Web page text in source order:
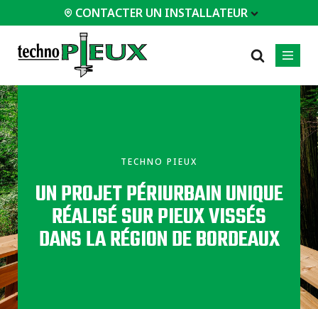
CONTACTER UN INSTALLATEUR
Support pour
fondation
béton
Constructions
modulaires
Résidentiels
Industriels
Foire aux questions
Service d'ingénierie
Documents
techniques
TECHNO PIEUX
UN PROJET PÉRIURBAIN UNIQUE
RÉALISÉ SUR PIEUX VISSÉS
DANS LA RÉGION DE BORDEAUX